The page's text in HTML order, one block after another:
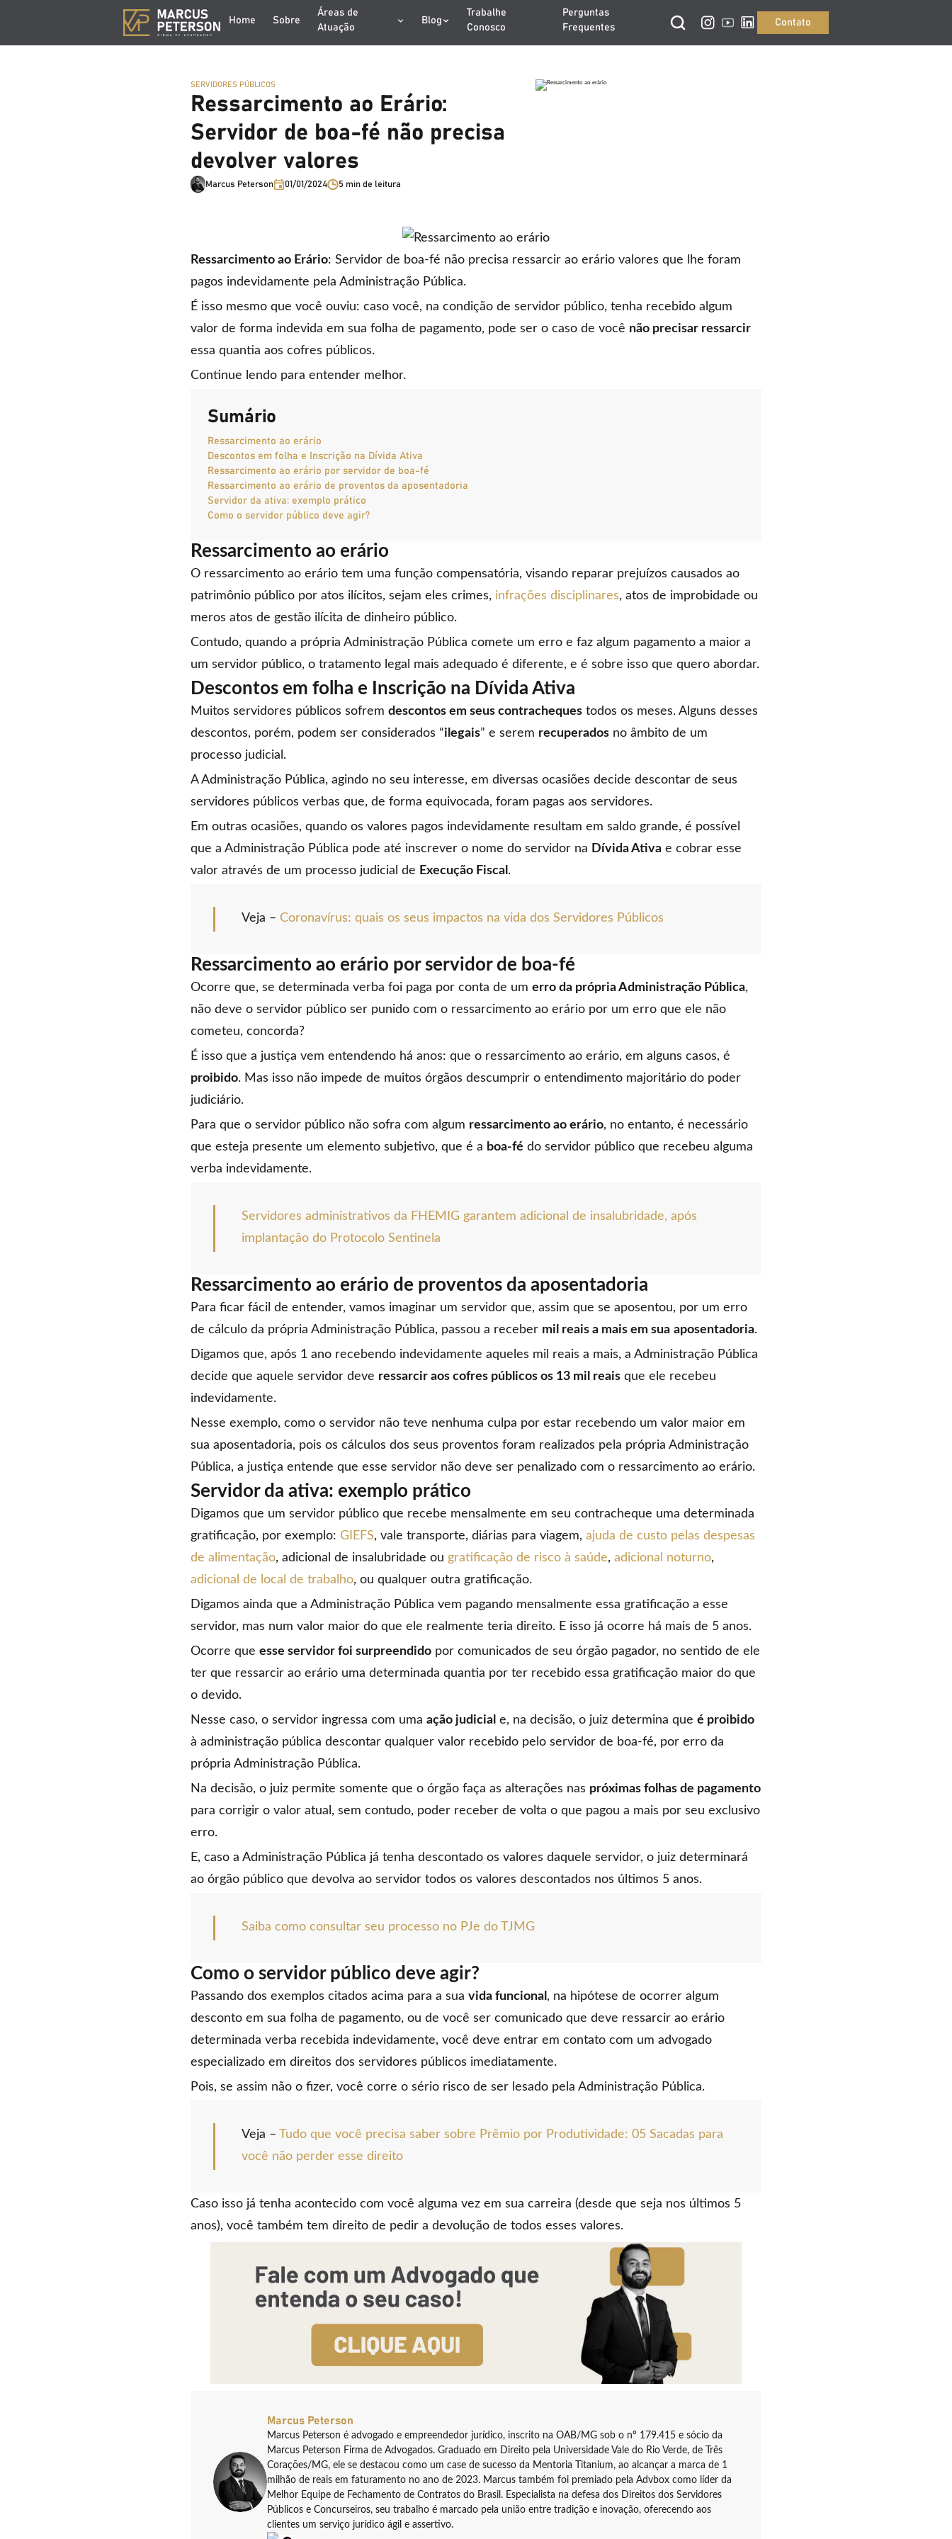
Home Sobre
Áreas de
Atuação
Blog
Trabalhe
Conosco
Perguntas
Frequentes
Contato
SERVIDORES PÚBLICOS
Ressarcimento ao Erário:
Servidor de boa-fé não precisa
devolver valores
Marcus Peterson 01/01/2024 5 min de leitura
Ressarcimento ao Erário: Servidor de boa-fé não precisa ressarcir ao erário valores que lhe foram
pagos indevidamente pela Administração Pública.
É isso mesmo que você ouviu: caso você, na condição de servidor público, tenha recebido algum
valor de forma indevida em sua folha de pagamento, pode ser o caso de você não precisar ressarcir
essa quantia aos cofres públicos.
Continue lendo para entender melhor.
Sumário
Ressarcimento ao erário
Descontos em folha e Inscrição na Dívida Ativa
Ressarcimento ao erário por servidor de boa-fé
Ressarcimento ao erário de proventos da aposentadoria
Servidor da ativa: exemplo prático
Como o servidor público deve agir?
Ressarcimento ao erário
O ressarcimento ao erário tem uma função compensatória, visando reparar prejuízos causados ao
patrimônio público por atos ilícitos, sejam eles crimes, infrações disciplinares, atos de improbidade ou
meros atos de gestão ilícita de dinheiro público.
Contudo, quando a própria Administração Pública comete um erro e faz algum pagamento a maior a
um servidor público, o tratamento legal mais adequado é diferente, e é sobre isso que quero abordar.
Descontos em folha e Inscrição na Dívida Ativa
Muitos servidores públicos sofrem descontos em seus contrachequestodos os meses. Alguns desses
descontos, porém, podem ser considerados “ilegais” e serem recuperadosno âmbito de um
processo judicial.
A Administração Pública, agindo no seu interesse, em diversas ocasiões decide descontar de seus
servidores públicos verbas que, de forma equivocada, foram pagas aos servidores.
Em outras ocasiões, quando os valores pagos indevidamente resultam em saldo grande, é possível
que a Administração Pública pode até inscrever o nome do servidor na Dívida Ativae cobrar esse
valor através de um processo judicial de Execução Fiscal .
Veja – Coronavírus: quais os seus impactos na vida dos Servidores Públicos
Ressarcimento ao erário por servidor de boa-fé
Ocorre que, se determinada verba foi paga por conta de um erro da própria Administração Pública,
não deve o servidor público ser punido com o ressarcimento ao erário por um erro que ele não
cometeu, concorda?
É isso que a justiça vem entendendo há anos: que o ressarcimento ao erário, em alguns casos, é
proibido. Mas isso não impede de muitos órgãos descumprir o entendimento majoritário do poder
judiciário.
Para que o servidor público não sofra com algum ressarcimento ao erário, no entanto, é necessário
que esteja presente um elemento subjetivo, que é a boa-fé do servidor público que recebeu alguma
verba indevidamente.
Servidores administrativos da FHEMIG garantem adicional de insalubridade, após
implantação do Protocolo Sentinela
Ressarcimento ao erário de proventos da aposentadoria
Para ficar fácil de entender, vamos imaginar um servidor que, assim que se aposentou, por um erro
de cálculo da própria Administração Pública, passou a receber mil reais a mais em sua aposentadoria.
Digamos que, após 1 ano recebendo indevidamente aqueles mil reais a mais, a Administração Pública
decide que aquele servidor deve ressarcir aos cofres públicos os 13 mil reaisque ele recebeu
indevidamente.
Nesse exemplo, como o servidor não teve nenhuma culpa por estar recebendo um valor maior em
sua aposentadoria, pois os cálculos dos seus proventos foram realizados pela própria Administração
Pública, a justiça entende que esse servidor não deve ser penalizado com o ressarcimento ao erário.
Servidor da ativa: exemplo prático
Digamos que um servidor público que recebe mensalmente em seu contracheque uma determinada
gratificação, por exemplo: GIEFS, vale transporte, diárias para viagem, ajuda de custo pelas despesas
de alimentação, adicional de insalubridade ou gratificação de risco à saúde, adicional noturno,
adicional de local de trabalho, ou qualquer outra gratificação.
Digamos ainda que a Administração Pública vem pagando mensalmente essa gratificação a esse
servidor, mas num valor maior do que ele realmente teria direito. E isso já ocorre há mais de 5 anos.
Ocorre que esse servidor foi surpreendidopor comunicados de seu órgão pagador, no sentido de ele
ter que ressarcir ao erário uma determinada quantia por ter recebido essa gratificação maior do que
o devido.
Nesse caso, o servidor ingressa com uma ação judicial e, na decisão, o juiz determina que é proibido
à administração pública descontar qualquer valor recebido pelo servidor de boa-fé, por erro da
própria Administração Pública.
Na decisão, o juiz permite somente que o órgão faça as alterações nas próximas folhas de pagamento
para corrigir o valor atual, sem contudo, poder receber de volta o que pagou a mais por seu exclusivo
erro.
E, caso a Administração Pública já tenha descontado os valores daquele servidor, o juiz determinará
ao órgão público que devolva ao servidor todos os valores descontados nos últimos 5 anos.
Saiba como consultar seu processo no PJe do TJMG
Como o servidor público deve agir?
Passando dos exemplos citados acima para a sua vida funcional , na hipótese de ocorrer algum
desconto em sua folha de pagamento, ou de você ser comunicado que deve ressarcir ao erário
determinada verba recebida indevidamente, você deve entrar em contato com um advogado
especializado em direitos dos servidores públicos imediatamente.
Pois, se assim não o fizer, você corre o sério risco de ser lesado pela Administração Pública.
Veja – Tudo que você precisa saber sobre Prêmio por Produtividade: 05 Sacadas para
você não perder esse direito
Caso isso já tenha acontecido com você alguma vez em sua carreira (desde que seja nos últimos 5
anos), você também tem direito de pedir a devolução de todos esses valores.
Marcus Peterson
Marcus Peterson é advogado e empreendedor jurídico, inscrito na OAB/MG sob o nº 179.415 e sócio da
Marcus Peterson Firma de Advogados. Graduado em Direito pela Universidade Vale do Rio Verde, de Três
Corações/MG, ele se destacou como um case de sucesso da Mentoria Titanium, ao alcançar a marca de 1
milhão de reais em faturamento no ano de 2023. Marcus também foi premiado pela Advbox como líder da
Melhor Equipe de Fechamento de Contratos do Brasil. Especialista na defesa dos Direitos dos Servidores
Públicos e Concurseiros, seu trabalho é marcado pela união entre tradição e inovação, oferecendo aos
clientes um serviço jurídico ágil e assertivo.